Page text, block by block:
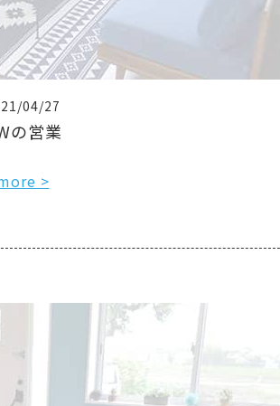
04/27
の営業
>